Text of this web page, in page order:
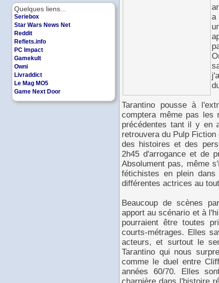
Quelques liens...
Seriebox
Star Wars News Net
Reddit
Reflets.info
PC Impact
Gamekult
Owni
Livraddict
Le Mag MO5
Game Next Door
a
Tarantino pousse à
comptera même pas les
précédentes tant il y en
retrouvera du Pulp
des histoires et des
2h45 d'arrogance et de
Absolument pas, même
fétichistes en plein
différentes actrices au
Beaucoup de scènes
apport au scénario et à
pourraient être toutes
courts-métrages. Elles
acteurs, et surtout le
Tarantino qui nous
comme le duel entre
années 60/70. Elles